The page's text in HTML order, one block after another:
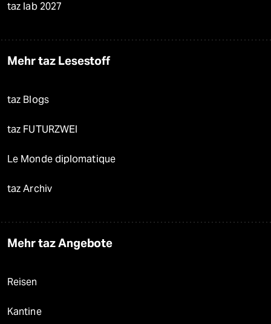
taz lab 2027
Mehr taz Lesestoff
taz Blogs
taz FUTURZWEI
Le Monde diplomatique
taz Archiv
Mehr taz Angebote
Reisen
Kantine